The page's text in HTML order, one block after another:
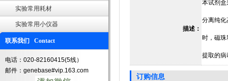
实验常用耗材
实验常用小仪器
联系我们 Contact
电话：020-82160415(5线）
邮件：genebase#vip.163.com
描述：
本试剂盒
分离纯
时，磁
提取的
订购信息